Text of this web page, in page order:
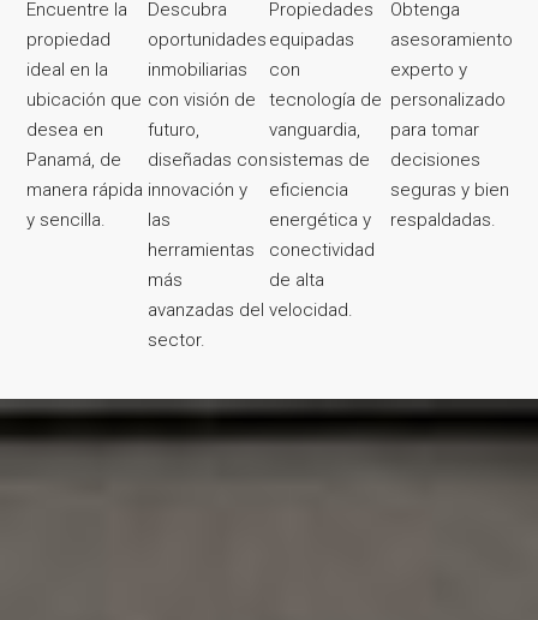
Encuentre la
propiedad
ideal en la
ubicación que
desea en
Panamá, de
manera rápida
y sencilla
Descubra
oportunidades
inmobiliarias
con visión de
futuro,
diseñadas con
innovación y
las
herramientas
más
avanzadas del
sector.
Propiedades
equipadas
con
tecnología de
vanguardia,
sistemas de
eficiencia
energética y
conectividad
de alta
velocidad.
Obtenga
asesoramiento
experto y
personalizado
para tomar
decisiones
seguras y bien
respaldadas.